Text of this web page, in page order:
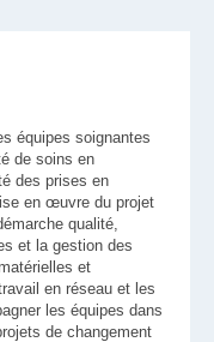
équipes soignantes
de soins en
des prises en
en œuvre du projet
qualité,
et la gestion des
et
en réseau et les
les équipes dans
de changement